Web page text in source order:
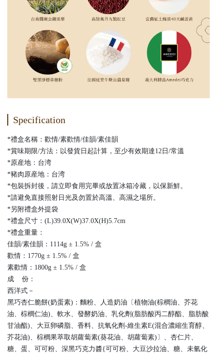
Specification
*禮盒名稱：歡情/素歡情/佳韻/素佳韻
*賞味期限/方法：以發貨日起計算，至少有效期達12日/常溫
*原産地：台湾
*豬肉原産地：台湾
*包裝拆封後，請立即食用完畢或放置冰箱冷藏，以保新鮮。
*請避免直接照射日光及勿置於高溫、高濕之場所。
*另附禮盒外提袋
*禮盒尺寸：(L)39.0X(W)37.0X(H)5.7cm
*禮盒重量：
佳韻/素佳韻：1114g ± 1.5% / 盒
歡情：1770g ± 1.5% / 盒
素歡情：1800g ± 1.5% / 盒
成 份：
西洋式－
黑巧杏仁脆餅(奶蛋素)：麵粉、人造奶油〔植物油(棕櫚油、芥花
油、棕櫚仁油)、軟水、發酵奶油、乳化劑(脂肪酸丙二醇酯、脂肪酸
甘油酯)、大豆卵磷脂、香料、抗氧化劑-維生素E(混合濃縮生育醇、
芥花油)、棕櫚果萃取胡蘿蔔素(葵花油、胡蘿蔔素)〕、杏仁片、
糖、蛋、可可粉、深黑巧克力醬{可可粉、大豆沙拉油、糖、未氫化